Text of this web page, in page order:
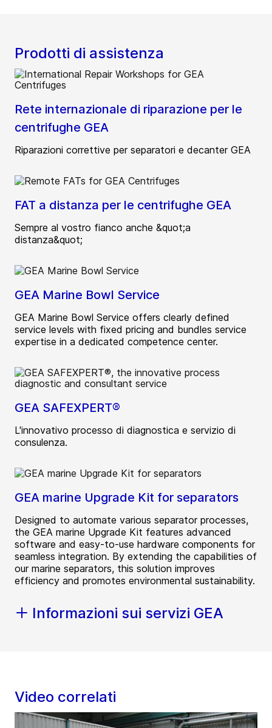
Prodotti di assistenza
Rete internazionale di riparazione per le
centrifughe GEA
Riparazioni correttive per separatori e decanter GEA
FAT a distanza per le centrifughe GEA
Sempre al vostro fianco anche &quot;a
distanza&quot;
GEA Marine Bowl Service
GEA Marine Bowl Service offers clearly defined
service levels with fixed pricing and bundles service
expertise in a dedicated competence center.
GEA SAFEXPERT®
L'innovativo processo di diagnostica e servizio di
consulenza.
GEA marine Upgrade Kit for separators
Designed to automate various separator processes,
the GEA marine Upgrade Kit features advanced
software and easy-to-use hardware components for
seamless integration. By extending the capabilities of
our marine separators, this solution improves
efficiency and promotes environmental sustainability.
Informazioni sui servizi GEA
Video correlati